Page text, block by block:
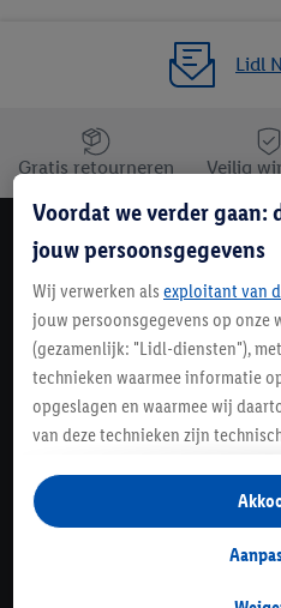
Lidl
Jouw voordelen bij ons als Lidl
Gratis retourneren
Veilig
Lidl
Schrijf
Contact
Service
Informatie
Voordat we verder gaan:
jouw persoonsgegevens
Wij verwerken als exploitant van
jouw persoonsgegevens op onze
(gezamenlijk: "Lidl-diensten"),
technieken waarmee informatie
opgeslagen en waarmee wij
van deze technieken zijn
opslaan van
analyseren van statistieken of
gepersonaliseerde reclame